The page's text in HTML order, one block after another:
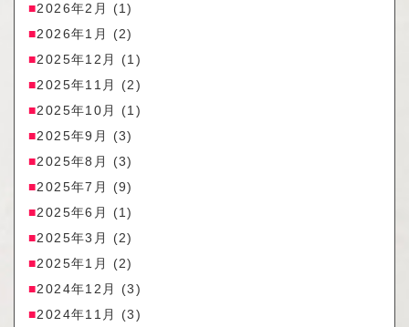
2026年2月
(1)
2026年1月
(2)
2025年12月
(1)
2025年11月
(2)
2025年10月
(1)
2025年9月
(3)
2025年8月
(3)
2025年7月
(9)
2025年6月
(1)
2025年3月
(2)
2025年1月
(2)
2024年12月
(3)
2024年11月
(3)